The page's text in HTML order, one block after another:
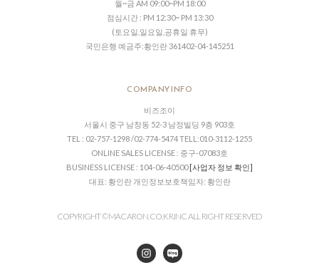
월~금 AM 09:00~PM 18:00
점심시간 : PM 12:30~ PM 13:30
(토요일,일요일,공휴일 휴무)
국민은행 예금주:황인란 361402-04-145251
COMPANY INFO
비즈조이
서울시 중구 남창동 52-3 남정빌딩 9층 903호
TEL : 02-757-1298 /02-774-5474 TELL:010-3112-1255
ONLINE SALES LICENSE : 중구-07083호
BUSINESS LICENSE : 104-06-40500 [사업자 정보 확인]
대표: 황인란 개인정보보호책임자: 황인란
COPYRIGHT © MACARON.CO. KR.INC ALL RIGHT RESERVED